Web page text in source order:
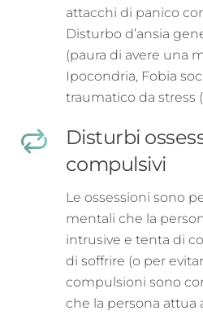
attacchi di panico
Disturbo d’ansia
(paura di avere una
Ipocondria, Fobia
traumatico da stress
Disturbi
compulsivi
Le ossessioni sono
mentali che la
intrusive e tenta di
di soffrire (o per
compulsioni sono
che la persona attua